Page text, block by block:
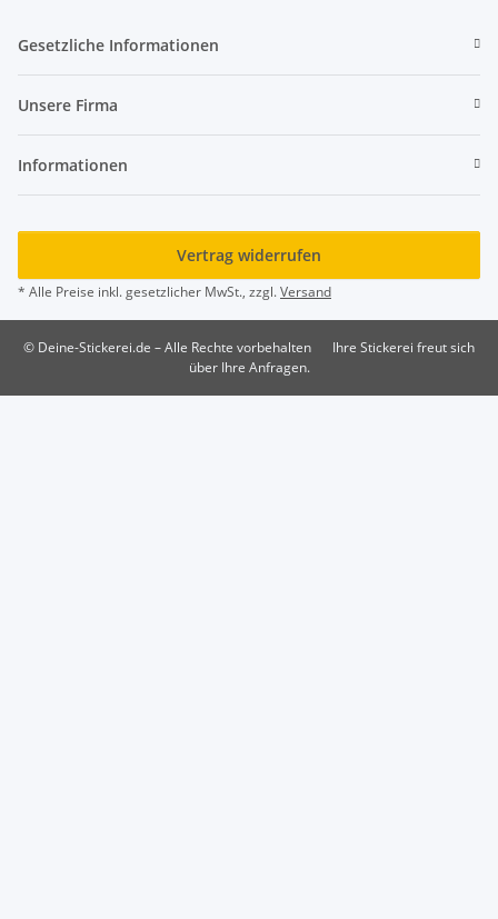
Gesetzliche Informationen
Unsere Firma
Informationen
Vertrag widerrufen
* Alle Preise inkl. gesetzlicher MwSt., zzgl.Versand
© Deine-Stickerei.de – Alle Rechte vorbehalten
Ihre Stickerei freut sich
über Ihre Anfragen.